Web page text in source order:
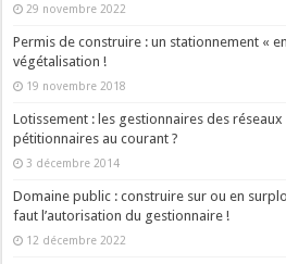
29 novembre 2022
Permis de construire : un stationnement «
végétalisation !
19 novembre 2018
Lotissement : les gestionnaires des
pétitionnaires au courant ?
3 décembre 2014
Domaine public : construire sur ou en
faut l’autorisation du gestionnaire !
12 décembre 2022